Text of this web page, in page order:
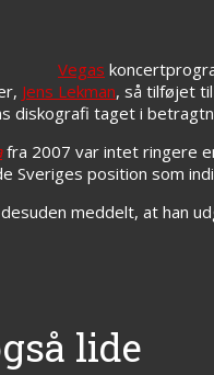
Vegas
Jens Lekman, så tilføjet
diskografi taget i
fra 2007 var intet ringere
Sveriges position som
desuden meddelt, at
lide